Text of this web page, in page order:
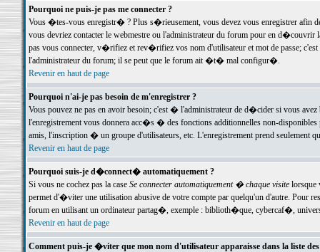
Pourquoi ne puis-je pas me connecter ?
Vous �tes-vous enregistr� ? Plus s�rieusement, vous devez vous enregistrer
vous devriez contacter le webmestre ou l'administrateur du forum pour en
pas vous connecter, v�rifiez et rev�rifiez vos nom d'utilisateur et mot de passe;
l'administrateur du forum; il se peut que le forum ait �t� mal configur�.
Revenir en haut de page
Pourquoi n'ai-je pas besoin de m'enregistrer ?
Vous pouvez ne pas en avoir besoin; c'est � l'administrateur de d�cider si vous
l'enregistrement vous donnera acc�s � des fonctions additionnelles non-
amis, l'inscription � un groupe d'utilisateurs, etc. L'enregistrement prend seulement
Revenir en haut de page
Pourquoi suis-je d�connect� automatiquement ?
Si vous ne cochez pas la case Se connecter automatiquement � chaque visitelorsque
permet d'�viter une utilisation abusive de votre compte par quelqu'un d'autre. Pour
forum en utilisant un ordinateur partag�, exemple : biblioth�que, cybercaf�,
Revenir en haut de page
Comment puis-je �viter que mon nom d'utilisateur apparaisse dans la liste